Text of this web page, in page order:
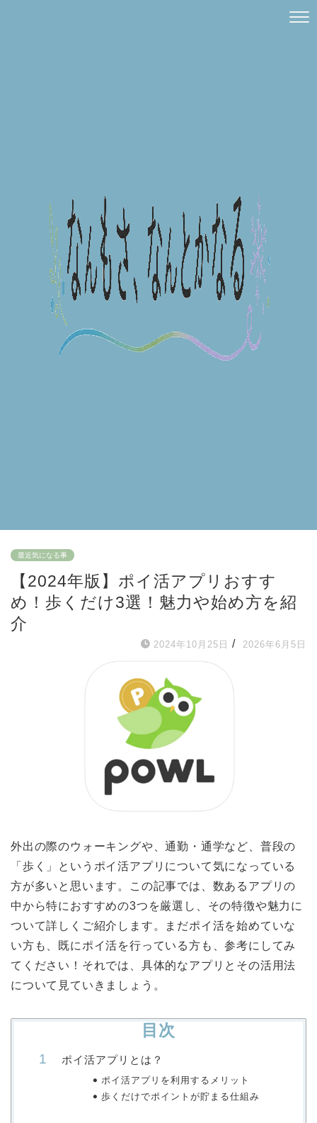
最近気になる事
【2024年版】ポイ活アプリおすす
め！歩くだけ3選！魅力や始め方を紹
介
2024年10月25日 / 2026年6月5日
外出の際のウォーキングや、通勤・通学など、普段の
「歩く」というポイ活アプリについて気になっている
方が多いと思います。この記事では、数あるアプリの
中から特におすすめの3つを厳選し、その特徴や魅力に
ついて詳しくご紹介します。まだポイ活を始めていな
い方も、既にポイ活を行っている方も、参考にしてみ
てください！それでは、具体的なアプリとその活用法
について見ていきましょう。
目次
ポイ活アプリとは？
ポイ活アプリを利用するメリット
歩くだけでポイントが貯まる仕組み